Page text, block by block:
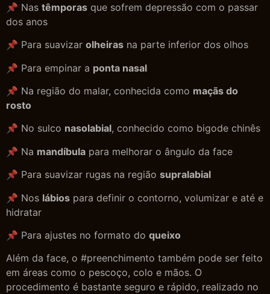
📌 Nas têmporas que sofrem depressão com o passar
dos anos
📌 Para suavizar olheiras na parte inferior dos olhos
📌 Para empinar a ponta nasal
📌 Na região do malar, conhecida como maçãs do
rosto
📌 No sulco nasolabial, conhecido como bigode chinês
📌 Na mandíbula para melhorar o ângulo da face
📌 Para suavizar rugas na região supralabial
📌 Nos lábios para definir o contorno, volumizar e até e
hidratar
📌 Para ajustes no formato do queixo
Além da face, o #preenchimento também pode ser feito
em áreas como o pescoço, colo e mãos. O
procedimento é bastante seguro e rápido, realizado no